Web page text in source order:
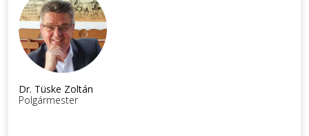
Dr. Tüske Zoltán
Polgármester